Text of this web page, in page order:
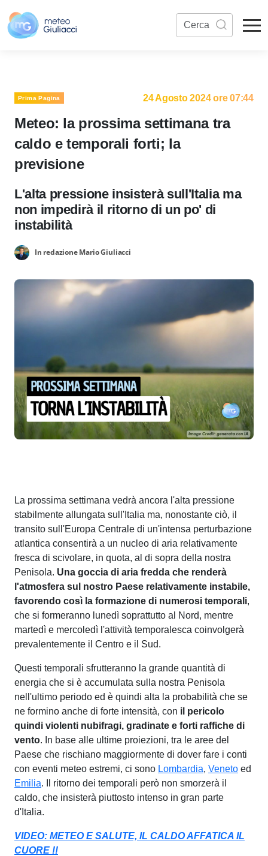
Prima Pagina 24 Agosto 2024 ore 07:44
Meteo: la prossima settimana tra
caldo e temporali forti; la
previsione
L'alta pressione insisterà sull'Italia ma
non impedirà il ritorno di un po' di
instabilità
In redazione Mario Giuliacci
La prossima settimana vedrà ancora l'alta pressione
stabilmente allungata sull'Italia ma, nonostante ciò, il
transito sull'Europa Centrale di un'intensa perturbazione
atlantica consentirà a un nucleo di aria relativamente
fresca di scivolare, in quota, al di sopra della nostra
Penisola. Una goccia di aria fredda che renderà
l'atmosfera sul nostro Paese relativamente instabile,
favorendo così la formazione di numerosi temporali,
che si formeranno lunedì soprattutto al Nord, mentre
martedì e mercoledì l'attività temporalesca coinvolgerà
prevalentemente il Centro e il Sud.
Questi temporali sfrutteranno la grande quantità di
energia che si è accumulata sulla nostra Penisola
nell'ultimo periodo ed è quindi alta la probabilità che se
ne formino anche di forte intensità, con il pericolo
quindi violenti nubifragi, gradinate e forti raffiche di
vento. In base alle ultime proiezioni, tra le aree del
Paese che rischiano maggiormente di dover fare i conti
con eventi meteo estremi, ci sono Lombardia, Veneto ed
Emilia. Il ritorno dei temporali però non smorzerà il
caldo, che insisterà piuttosto intenso in gran parte
d'Italia.
VIDEO: METEO E SALUTE, IL CALDO AFFATICA IL
CUORE !!